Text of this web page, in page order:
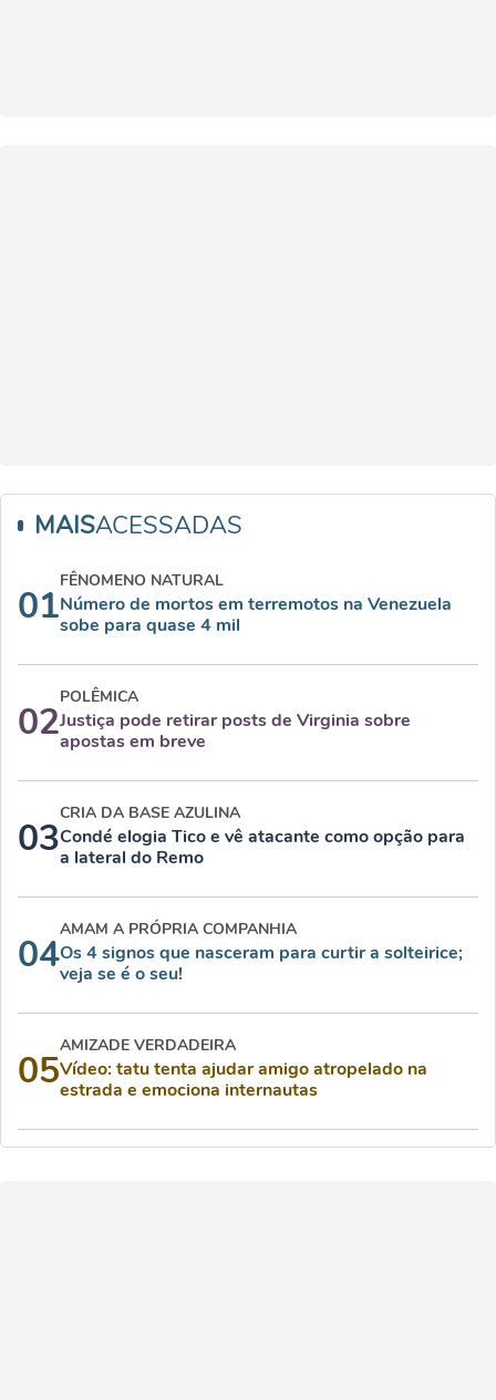
MAISACESSADAS
01
FÊNOMENO NATURAL
Número de mortos em terremotos na Venezuela
sobe para quase 4 mil
02
POLÊMICA
Justiça pode retirar posts de Virginia sobre
apostas em breve
03
CRIA DA BASE AZULINA
Condé elogia Tico e vê atacante como opção para
a lateral do Remo
04
AMAM A PRÓPRIA COMPANHIA
Os 4 signos que nasceram para curtir a solteirice;
veja se é o seu!
05
AMIZADE VERDADEIRA
Vídeo: tatu tenta ajudar amigo atropelado na
estrada e emociona internautas